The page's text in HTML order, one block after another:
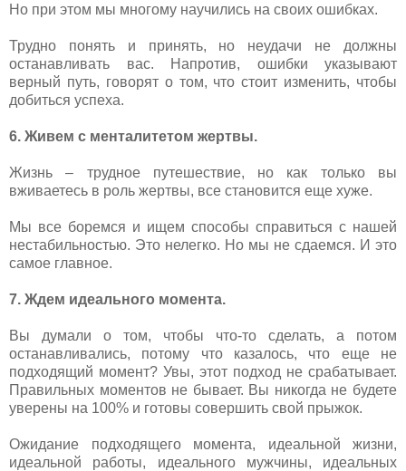
Но при этом мы многому научились на своих ошибках.
Трудно понять и принять, но неудачи не должны
останавливать вас. Напротив, ошибки указывают
верный путь, говорят о том, что стоит изменить, чтобы
добиться успеха.
6. Живем с менталитетом жертвы.
Жизнь – трудное путешествие, но как только вы
вживаетесь в роль жертвы, все становится еще хуже.
Мы все боремся и ищем способы справиться с нашей
нестабильностью. Это нелегко. Но мы не сдаемся. И это
самое главное.
7. Ждем идеального момента.
Вы думали о том, чтобы что-то сделать, а потом
останавливались, потому что казалось, что еще не
подходящий момент? Увы, этот подход не срабатывает.
Правильных моментов не бывает. Вы никогда не будете
уверены на 100% и готовы совершить свой прыжок.
Ожидание подходящего момента, идеальной жизни,
идеальной работы, идеального мужчины, идеальных